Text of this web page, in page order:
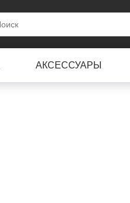
АКСЕССУАРЫ